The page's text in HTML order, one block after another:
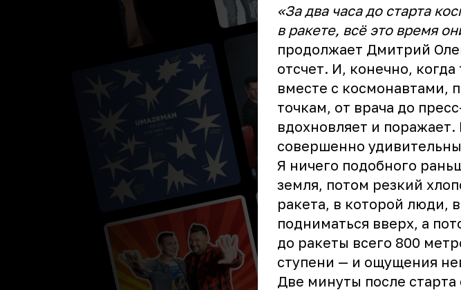
«За два часа до старта
в ракете, всё это время
продолжает Дмитрий
отсчет. И, конечно,
вместе с космонавтами,
точкам, от врача до
вдохновляет и поражает.
совершенно
Я ничего подобного
земля, потом резкий
ракета, в которой люди,
подниматься вверх, а
до ракеты всего 800
ступени — и ощущения
Две минуты после